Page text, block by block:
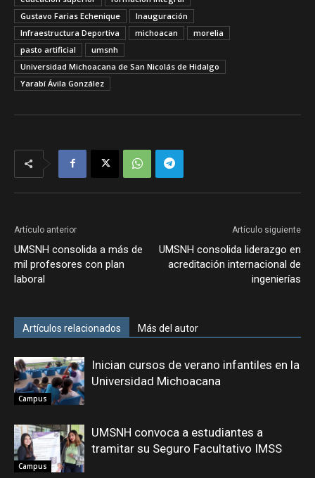
Gustavo Farias Echenique
Inauguración
Infraestructura Deportiva
michoacan
morelia
pasto artificial
umsnh
Universidad Michoacana de San Nicolás de Hidalgo
Yarabí Ávila González
Artículo anterior
UMSNH consolida a más de
mil profesores con plan
laboral
Artículo siguiente
UMSNH consolida liderazgo en
acreditación internacional de
ingenierías
Artículos relacionados Más del autor
Campus
Inician cursos de verano infantiles en la
Universidad Michoacana
Campus
UMSNH convoca a estudiantes a
tramitar su Seguro Facultativo IMSS